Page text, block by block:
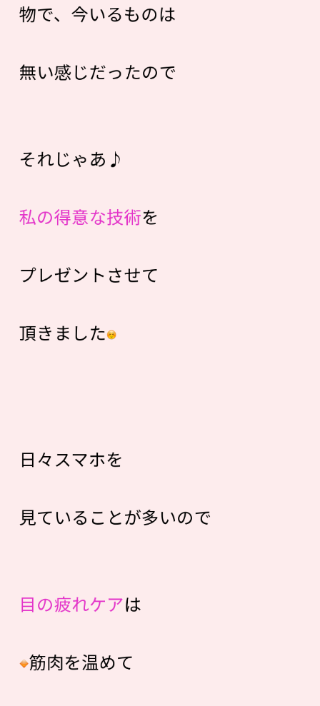
物で、今いるものは
無い感じだったので
それじゃあ♪
私の得意な技術を
プレゼントさせて
頂きました
日々スマホを
見ていることが多いので
目の疲れケアは
筋肉を温めて